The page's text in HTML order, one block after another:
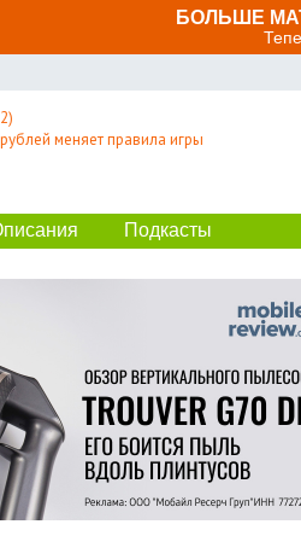
БОЛЬШЕ
меняет правила игры
Подкасты